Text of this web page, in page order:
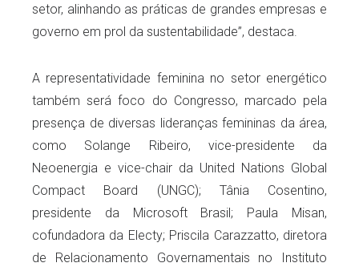
setor, alinhando as práticas de grandes empresas e
governo em prol da sustentabilidade”, destaca.
A representatividade feminina no setor energético
também será foco do Congresso, marcado pela
presença de diversas lideranças femininas da área,
como Solange Ribeiro, vice-presidente da
Neoenergia e vice-chair da United Nations Global
Compact Board (UNGC); Tânia Cosentino,
presidente da Microsoft Brasil; Paula Misan,
cofundadora da Electy; Priscila Carazzatto, diretora
de Relacionamento Governamentais no Instituto